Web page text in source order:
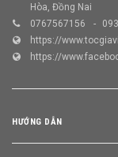
Hòa, Đồng Nai
0767567156
https://
https://
HƯỚNG DẪN